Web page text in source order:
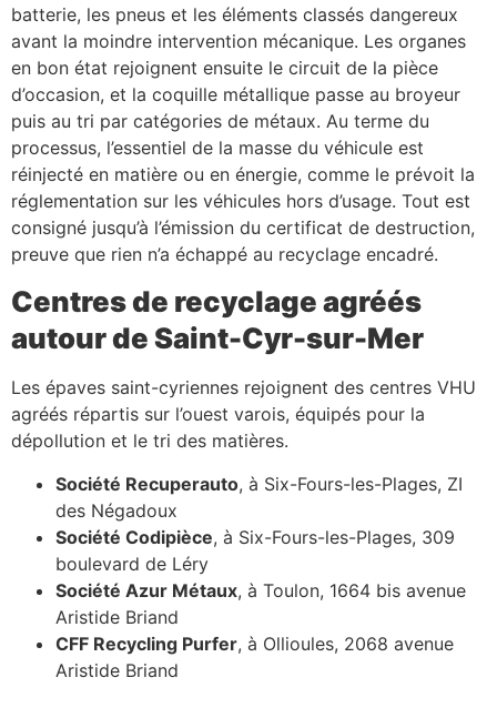
batterie, les pneus et les éléments classés dangereux
avant la moindre intervention mécanique. Les organes
en bon état rejoignent ensuite le circuit de la pièce
d’occasion, et la coquille métallique passe au broyeur
puis au tri par catégories de métaux. Au terme du
processus, l’essentiel de la masse du véhicule est
réinjecté en matière ou en énergie, comme le prévoit la
réglementation sur les véhicules hors d’usage. Tout est
consigné jusqu’à l’émission du certificat de destruction,
preuve que rien n’a échappé au recyclage encadré.
Centres de recyclage agréés
autour de Saint-Cyr-sur-Mer
Les épaves saint-cyriennes rejoignent des centres VHU
agréés répartis sur l’ouest varois, équipés pour la
dépollution et le tri des matières.
Société Recuperauto, à Six-Fours-les-Plages, ZI
des Négadoux
Société Codipièce, à Six-Fours-les-Plages, 309
boulevard de Léry
Société Azur Métaux, à Toulon, 1664 bis avenue
Aristide Briand
CFF Recycling Purfer, à Ollioules, 2068 avenue
Aristide Briand